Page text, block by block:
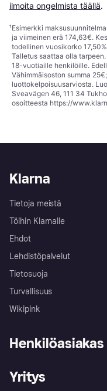
ilmoita ongelmista täällä.
¹Esimerkki
ja viimeinen erä 174,63€.
todellinen vuosikorko
Talletus saattaa olla
18-vuotiaille henkilöille.
Vähimmäisoston summa
luottokelpoisuusarviosta.
Sveavägen 46, 111 34
osoitteesta https://
Klarna
Tietoja meistä
Töihin Klarnalle
Ehdot
Lehdistöpalvelut
Tietosuoja
Turvallisuus
Wikipink
Henkilöasiakas
Ohje
Kirjaudu sisään
Yritys